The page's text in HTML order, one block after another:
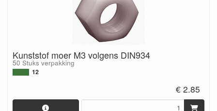
Kunststof moer M3 volgens DIN934
50 Stuks verpakking
12
€ 2.85